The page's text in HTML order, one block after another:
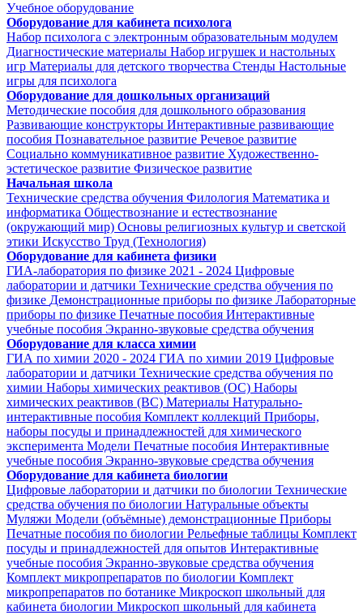
Учебное оборудование
Оборудование для кабинета психолога
Набор психолога с электронным образовательным модулем
Диагностические материалы Набор игрушек и настольных
игр Материалы для детского творчества Стенды Настольные
игры для психолога
Оборудование для дошкольных организаций
Методические пособия для дошкольного образования
Развивающие конструкторы Интерактивные развивающие
пособия Познавательное развитие Речевое развитие
Социально коммуникативное развитие Художественно-
эстетическое развитие Физическое развитие
Начальная школа
Технические средства обучения Филология Математика и
информатика Обществознание и естествознание
(окружающий мир) Основы религиозных культур и светской
этики Искусство Труд (Технология)
Оборудование для кабинета физики
ГИА-лаборатория по физике 2021 - 2024 Цифровые
лаборатории и датчики Технические средства обучения по
физике Демонстрационные приборы по физике Лабораторные
приборы по физике Печатные пособия Интерактивные
учебные пособия Экранно-звуковые средства обучения
Оборудование для класса химии
ГИА по химии 2020 - 2024 ГИА по химии 2019 Цифровые
лаборатории и датчики Технические средства обучения по
химии Наборы химических реактивов (ОС) Наборы
химических реактивов (ВС) Материалы Натурально-
интерактивные пособия Комплект коллекций Приборы,
наборы посуды и принадлежностей для химического
эксперимента Модели Печатные пособия Интерактивные
учебные пособия Экранно-звуковые средства обучения
Оборудование для кабинета биологии
Цифровые лаборатории и датчики по биологии Технические
средства обучения по биологии Натуральные объекты
Муляжи Модели (объёмные) демонстрационные Приборы
Печатные пособия по биологии Рельефные таблицы Комплект
посуды и принадлежностей для опытов Интерактивные
учебные пособия Экранно-звуковые средства обучения
Комплект микропрепаратов по биологии Комплект
микропрепаратов по ботанике Микроскоп школьный для
кабинета биологии Микроскоп школьный для кабинета